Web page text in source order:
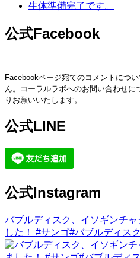
生体準備完了です。
公式Facebook
Facebookページ宛てのコメントにつ
ん。コーラルラボへのお問い合わせに
りお願いいたします。
公式LINE
公式Instagram
バブルディスク、イソギンチ
した！ #サンゴ#バブルディス